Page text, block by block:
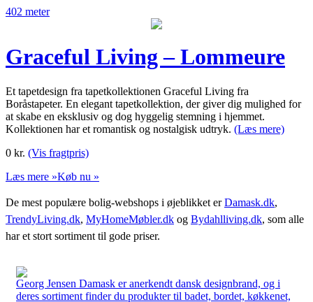
402 meter
Graceful Living – Lommeure
Et tapetdesign fra tapetkollektionen Graceful Living fra
Boråstapeter. En elegant tapetkollektion, der giver dig mulighed for
at skabe en eksklusiv og dog hyggelig stemning i hjemmet.
Kollektionen har et romantisk og nostalgisk udtryk. (Læs mere)
0 kr. (Vis fragtpris)
Læs mere »Køb nu »
De mest populære bolig-webshops i øjeblikket erDamask.dk,
TrendyLiving.dk, MyHomeMøbler.dk og Bydahlliving.dk, som alle
har et stort sortiment til gode priser.
Georg Jensen Damask er anerkendt dansk designbrand, og i
deres sortiment finder du produkter til badet, bordet, køkkenet,